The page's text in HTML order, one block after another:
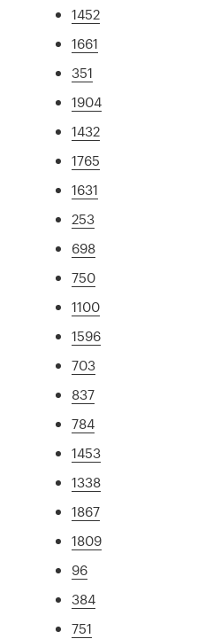
1452
1661
351
1904
1432
1765
1631
253
698
750
1100
1596
703
837
784
1453
1338
1867
1809
96
384
751